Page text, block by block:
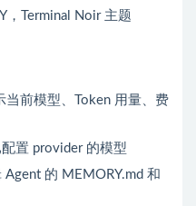
，Terminal Noir 主题
当前模型、Token 用量、费
置 provider 的模型
的 MEMORY.md 和